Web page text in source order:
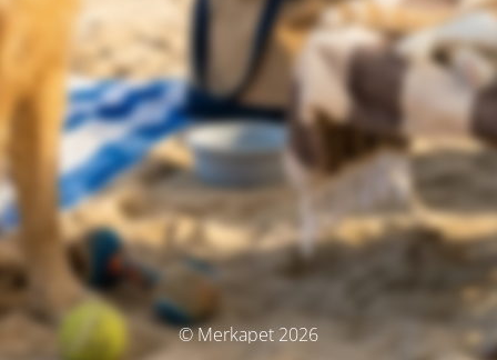
© Merkapet 2026